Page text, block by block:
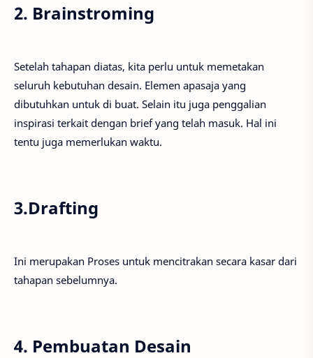
2. Brainstroming
Setelah tahapan diatas, kita perlu untuk memetakan
seluruh kebutuhan desain. Elemen apasaja yang
dibutuhkan untuk di buat. Selain itu juga penggalian
inspirasi terkait dengan brief yang telah masuk. Hal ini
tentu juga memerlukan waktu.
3.Drafting
Ini merupakan Proses untuk mencitrakan secara kasar dari
tahapan sebelumnya.
4. Pembuatan Desain